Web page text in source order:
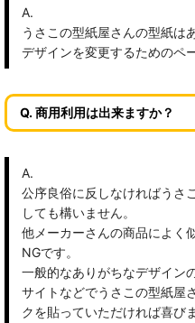
A.
うさこの型紙屋さんの型紙は
デザインを変更するためのペ
Q. 商用利用は出来ますか？
A.
公序良俗に反しなければうさ
しても構いません。
他メーカーさんの商品によく
NGです。
一般的なありがちなデザイン
サイトなどでうさこの型紙屋
クを貼っていただければ喜びま